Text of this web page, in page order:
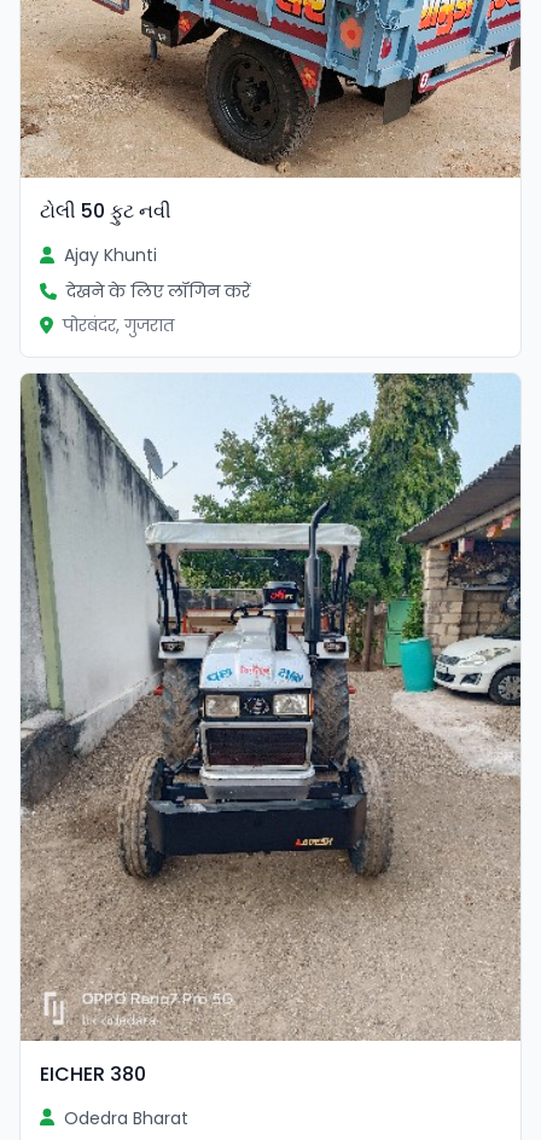
ટોલી 50 ફુટ નવી
Ajay Khunti
देखने के लिए लॉगिन करें
पोरबंदर, गुजरात
सत्यापित
EICHER 380
Odedra Bharat